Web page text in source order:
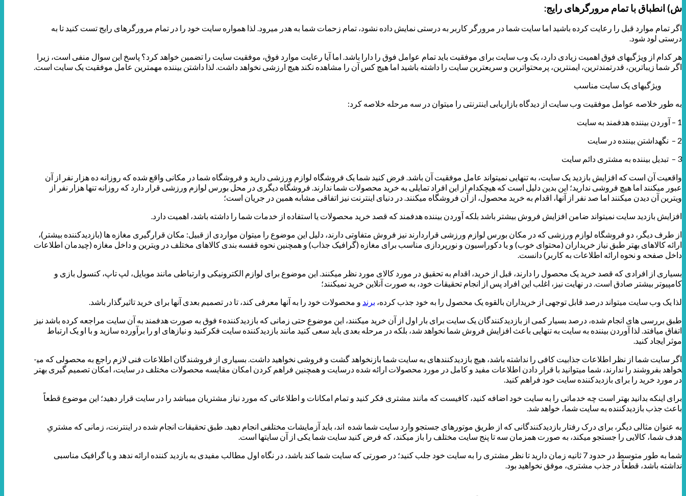
ش) انطباق با تمام مرورگرهای رایج:
اگر تمام موارد قبل را رعایت کرده باشید اما سایت شما در مرورگر کاربر به درستی نمایش داده نشود، تمام زحمات شما به هدر می­رود. لذا همواره سایت خود را در تمام مرورگرهای رایج تست کنید تا به
درستی لود شود.
هر کدام از ویژگی­های فوق اهمیت زیادی دارد، یک وب سایت برای موفقیت باید تمام عوامل فوق را دارا باشد. اما آیا رعایت موارد فوق، موفقیت سایت را تضمین خواهد کرد؟ پاسخ این سوال منفی است، زیرا
اگر شما زیباترین، قدرتمندترین، ایمن­ترین، پرمحتواترین و سریعترین سایت را داشته باشید اما هیچ کس آن را مشاهده نکند هیچ ارزشی نخواهد داشت. لذا داشتن بیننده مهمترین عامل موفقیت یک سایت است.
ویژگیهای یک سایت مناسب
به طور خلاصه عوامل موفقیت وب سایت از دیدگاه بازاریابی اینترنتی را می­توان در سه مرحله خلاصه کرد:
1 – آوردن بیننده هدفمند به سایت
2 – نگهداشتن بیننده در سایت
3 – تبدیل بیننده به مشتری دائم سایت
واقعیت آن است که افزایش بازدید یک سایت، به تنهایی نمی­تواند عامل موفقیت آن باشد. فرض کنید شما یک فروشگاه لوازم ورزشی دارید و فروشگاه شما در مکانی واقع شده که روزانه ده هزار نفر از آن
عبور می­کنند اما هیچ فروشی ندارید؛ این بدین دلیل است که هیچ­کدام از این افراد تمایلی به خرید محصولات شما ندارند. فروشگاه دیگری در محل بورس لوازم ورزشی قرار دارد که روزانه تنها هزار نفر از
ویترین آن دیدن می­کنند اما صد نفر از آنها، اقدام به خرید محصول، از آن فروشگاه می­کنند. در دنیای اینترنت نیز اتفاقی مشابه همین در جریان است؛
افزایش بازدید سایت نمی­تواند ضامن افزایش فروش بیشتر باشد بلکه آوردن بیننده هدفمند که قصد خرید محصولات یا استفاده از خدمات شما را داشته باشد، اهمیت دارد.
از طرف دیگر، دو فروشگاه لوازم ورزشی که در مکان بورس لوازم ورزشی قراردارند نیز فروش متفاوتی دارند، دلیل این موضوع را می­توان مواردی از قبیل: مکان قرارگیری مغازه ها (بازدیدکننده بیشتر)،
ارائه کالاهای بهتر طبق نیاز خریداران (محتوای خوب) و یا دکوراسیون و نورپردازی مناسب برای مغازه (گرافیک جذاب) و همچنین نحوه قفسه­ بندی کالاهای مختلف در ویترین و داخل مغازه (چیدمان اطلاعات
داخل صفحه و نحوه ارائه اطلاعات به کاربر) دانست.
بسیاری از افرادی که قصد خرید یک محصول را دارند، قبل از خرید، اقدام به تحقیق در مورد کالای مورد نظر می­کنند. این موضوع برای لوازم الکترونیکی و ارتباطی مانند موبایل، لپ تاپ، کنسول بازی و
کامپیوتر بیشتر صادق است. در نهایت نیز، اغلب این افراد پس از انجام تحقیقات خود، به صورت آنلاین خرید نمی­کنند؛
لذا یک وب سایت می­تواند درصد قابل توجهی از خریداران بالقوه یک محصول را به خود جذب کرده، برند و محصولات خود را به آنها معرفی کند، تا در تصمیم بعدی آنها برای خرید تاثیرگذار باشد.
طبق بررسی­ های انجام شده، درصد بسیار کمی از بازدیدکنندگان یک سایت برای بار اول از آن خرید می­کنند، این موضوع حتی زمانی که بازدیدکنندهء فوق به صورت هدفمند به آن سایت مراجعه کرده باشد نیز
اتفاق می­افتد. لذا آوردن بیننده به سایت به تنهایی باعث افزایش فروش شما نخواهد شد، بلکه در مرحله بعدی باید سعی کنید مانند بازدیدکننده سایت فکرکنید و نیازهای او را برآورده سازید و با او یک ارتباط
موثر ایجاد کنید.
اگر سایت شما از نظر اطلاعات جذابیت کافی را نداشته باشد، هیچ بازدیدکننده­ای به سایت شما بازنخواهد گشت و فروشی نخواهید داشت. بسیاری از فروشندگان اطلاعات فنی لازم راجع به محصولی که می­
خواهد بفروشند را ندارند، شما می­توانید با قرار دادن اطلاعات مفید و کامل در مورد محصولات ارائه شده درسایت و همچنین فراهم کردن امکان مقایسه محصولات مختلف در سایت، امکان تصمیم­ گیری بهتر
در مورد خرید را برای بازدیدکننده سایت خود فراهم کنید.
برای اینکه بدانید بهتر است چه خدماتی را به سایت خود اضافه کنید، کافیست که مانند مشتری فکر کنید و تمام امکانات و اطلاعاتی که مورد نیاز مشتریان می­باشد را در سایت قرار دهید؛ این موضوع قطعاً
باعث جذب بازدیدکننده به سایت شما، خواهد شد.
به عنوان مثالی دیگر، برای درک رفتار بازدیدکنندگانی که از طریق موتور­های جستجو وارد سایت شما شده ­اند، باید آزمایشات مختلفی انجام دهید. طبق تحقیقات انجام شده در اینترنت، زمانی که مشتریِ
هدف شما، کالایی را جستجو می­کند، به صورت همزمان سه تا پنج سایت مختلف را باز می­کند، که فرض کنید سایت شما یکی از آن سایت­ها است.
شما به طور متوسط در حدود 7 ثانیه زمان دارید تا نظر مشتری را به سایت خود جلب کنید؛ در صورتی که سایت شما کند باشد، در نگاه اول مطالب مفیدی به بازدید کننده ارائه ندهد و یا گرافیک مناسبی
نداشته باشد، قطعاً در جذب مشتری، موفق نخواهید بود.